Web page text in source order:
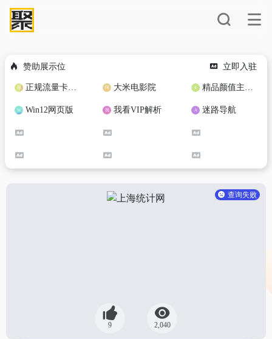
赞助展示位 立即入驻
正规流量卡免费加盟合作 大米电影院 精品颜值主播定制
Win12网页版 我看VIP解析 迷路导航
查询失败
9 2,040